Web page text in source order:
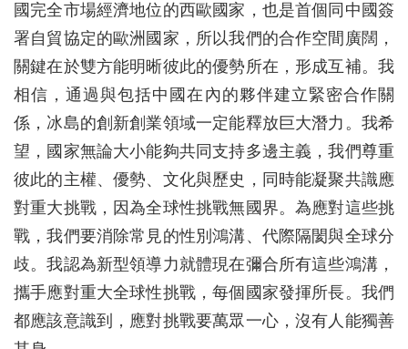
國完全市場經濟地位的西歐國家，也是首個同中國簽
署自貿協定的歐洲國家，所以我們的合作空間廣闊，
關鍵在於雙方能明晰彼此的優勢所在，形成互補。我
相信，通過與包括中國在內的夥伴建立緊密合作關
係，冰島的創新創業領域一定能釋放巨大潛力。我希
望，國家無論大小能夠共同支持多邊主義，我們尊重
彼此的主權、優勢、文化與歷史，同時能凝聚共識應
對重大挑戰，因為全球性挑戰無國界。為應對這些挑
戰，我們要消除常見的性別鴻溝、代際隔閡與全球分
歧。我認為新型領導力就體現在彌合所有這些鴻溝，
攜手應對重大全球性挑戰，每個國家發揮所長。我們
都應該意識到，應對挑戰要萬眾一心，沒有人能獨善